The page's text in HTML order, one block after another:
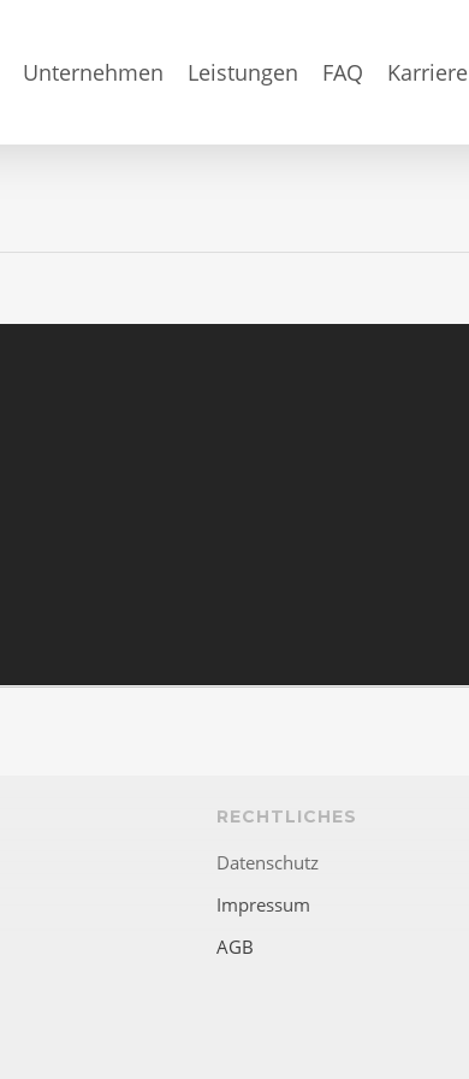
Unternehmen Leistungen FAQ Karriere
RECHTLICHES
Datenschutz
Impressum
AGB